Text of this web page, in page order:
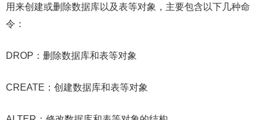
用来创建或删除数据库以及表等对象，主要包含以下几种命
令：
DROP：删除数据库和表等对象
CREATE：创建数据库和表等对象